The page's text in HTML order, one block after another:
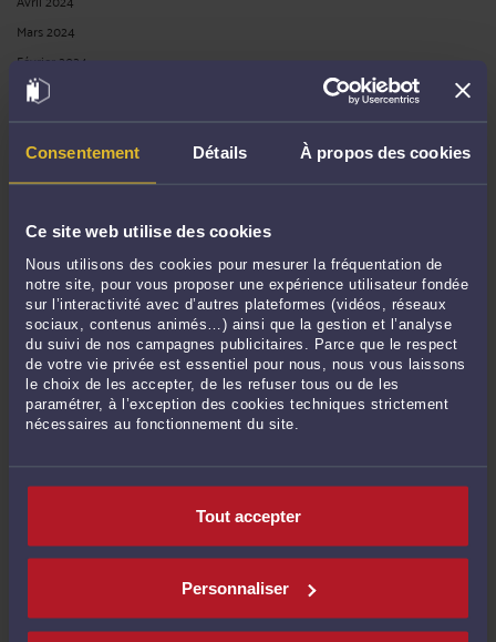
Consentement Détails À propos des cookies
Ce site web utilise des cookies
Nous utilisons des cookies pour mesurer la fréquentation de
notre site, pour vous proposer une expérience utilisateur fondée
sur l’interactivité avec d’autres plateformes (vidéos, réseaux
sociaux, contenus animés…) ainsi que la gestion et l’analyse
du suivi de nos campagnes publicitaires. Parce que le respect
de votre vie privée est essentiel pour nous, nous vous laissons
le choix de les accepter, de les refuser tous ou de les
paramétrer, à l’exception des cookies techniques strictement
nécessaires au fonctionnement du site.
Tout accepter
Personnaliser
Mars 2024
Février 2024
Janvier 2024
Décembre 2023
Novembre 2023
Octobre 2023
Août 2023
Juillet 2023
Juin 2023
Mai 2023
Avril 2023
Mars 2023
Février 2023
Octobre 2022
Juillet 2022